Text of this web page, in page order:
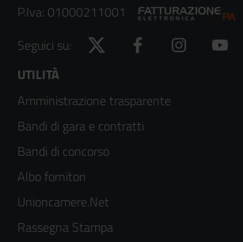
P.Iva: 01000211001
Seguici su:
Twitter Facebook Instagram
Footer
menù
colonna
2
UTILITÀ
Amministrazione trasparente
Bandi di gara e contratti
Bandi di concorso
Albo fornitori
Unioncamere.Net
Rassegna Stampa